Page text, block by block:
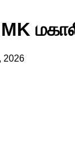
MK
2026